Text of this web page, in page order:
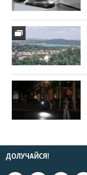
ДОЛУЧАЙСЯ!